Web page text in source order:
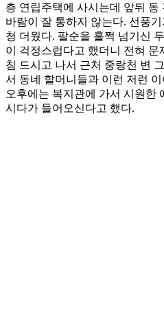
층 연립주택에 사시는데 앞뒤 동
바람이 잘 통하지 않는다. 선풍
청 더웠다. 팔순을 훌쩍 넘기신
이 걱정스럽다고 했더니 전혀
침 드시고 나서 근처 중랑천 변
서 동네 할머니들과 이런 저런
오후에는 복지관에 가서 시원한
시다가 들어오신다고 했다.